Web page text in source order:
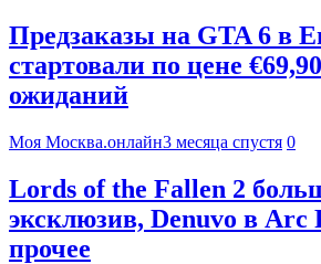
Предзаказы на GTA 6 в
стартовали по цене
ожиданий
Моя Москва.онлайн3 месяца спустя 0
Lords of the Fallen 2
эксклюзив, Denuvo в Arc
прочее